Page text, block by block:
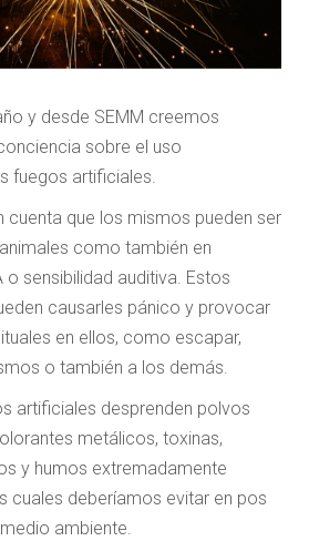
y desde SEMM creemos
sobre el uso
fuegos artificiales.
cuenta que los mismos pueden ser
como también en
o sensibilidad auditiva. Estos
causarles pánico y provocar
en ellos, como escapar,
o también a los demás.
artificiales desprenden polvos
metálicos, toxinas,
y humos extremadamente
cuales deberíamos evitar en pos
ambiente.